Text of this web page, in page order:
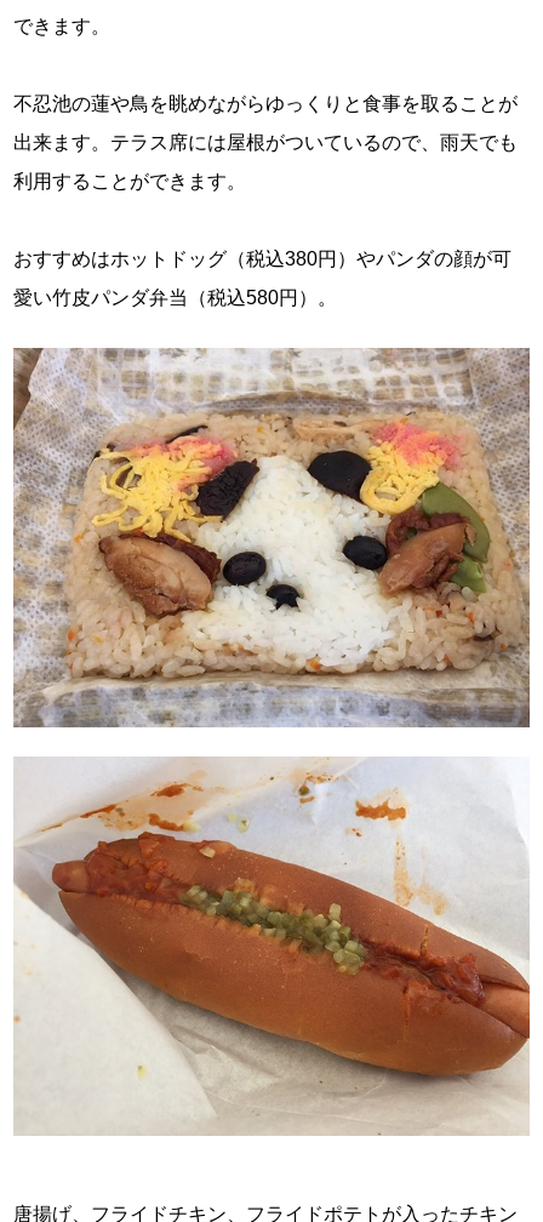
できます。
不忍池の蓮や鳥を眺めながらゆっくりと食事を取ることが
出来ます。テラス席には屋根がついているので、雨天でも
利用することができます。
おすすめはホットドッグ（税込380円）やパンダの顔が可
愛い竹皮パンダ弁当（税込580円）。
唐揚げ、フライドチキン、フライドポテトが入ったチキン